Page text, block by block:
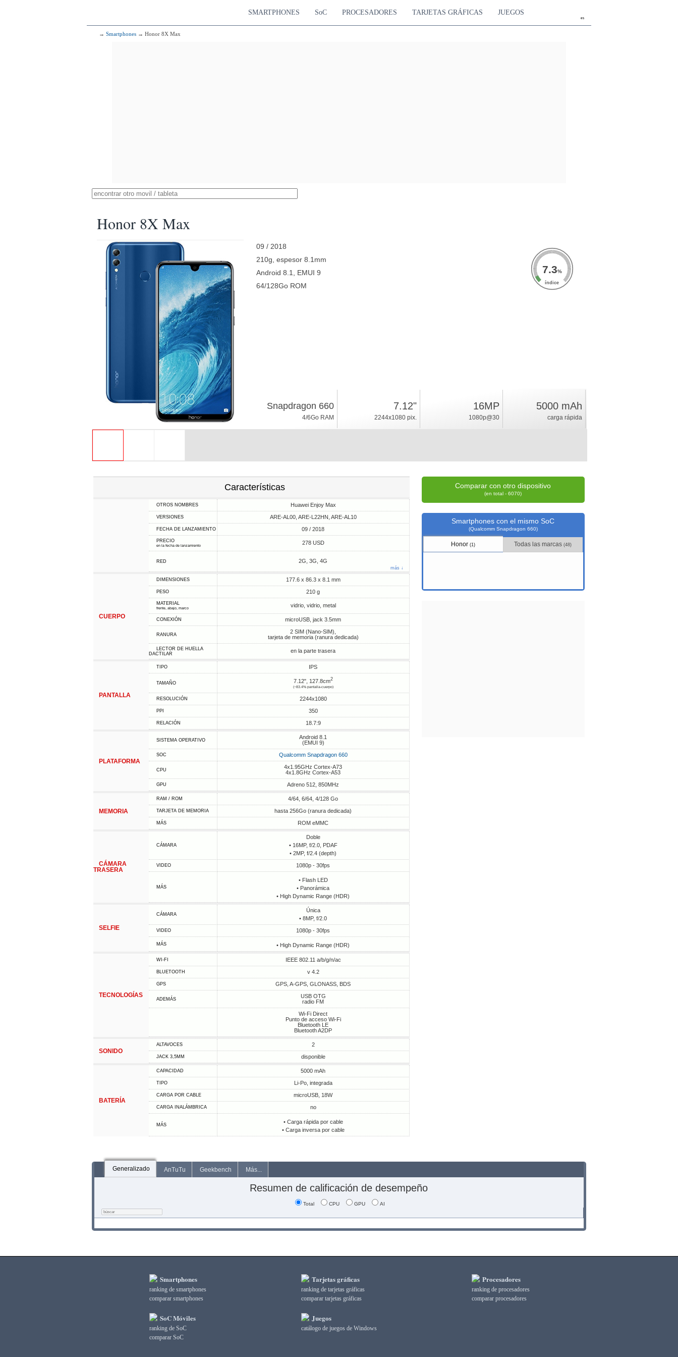
es
SMARTPHONES SoC PROCESADORES TARJETAS GRÁFICAS JUEGOS
→ Smartphones → Honor 8X Max
Honor 8X Max
09 / 2018
210g, espesor 8.1mm
Android 8.1, EMUI 9
64/128Go ROM
7.3%
índice
Snapdragon 660
4/6Go RAM
7.12"
2244x1080 pix.
16MP
1080p@30
5000 mAh
carga rápida
Características
OTROS NOMBRES Huawei Enjoy Max
VERSIONES ARE-AL00, ARE-L22HN, ARE-AL10
FECHA DE LANZAMIENTO 09 / 2018
PRECIO
en la fecha de lanzamiento 278 USD
RED 2G, 3G, 4G
más ↓
CUERPO
DIMENSIONES 177.6 x 86.3 x 8.1 mm
PESO 210 g
MATERIAL
frente, abajo, marco vidrio, vidrio, metal
CONEXIÓN microUSB, jack 3.5mm
RANURA
2 SIM (Nano-SIM),
tarjeta de memoria (ranura dedicada)
LECTOR DE HUELLA
DACTILAR
en la parte trasera
PANTALLA
TIPO IPS
TAMAÑO 7.12", 127.8cm2
(~83.4% pantalla-cuerpo)
RESOLUCIÓN 2244x1080
PPI 350
RELACIÓN 18.7:9
PLATAFORMA
SISTEMA OPERATIVO
Android 8.1
(EMUI 9)
SOC Qualcomm Snapdragon 660
CPU
4x1.95GHz Cortex-A73
4x1.8GHz Cortex-A53
GPU Adreno 512, 850MHz
MEMORIA
RAM / ROM 4/64, 6/64, 4/128 Go
TARJETA DE MEMORIA hasta 256Go (ranura dedicada)
MÁS ROM eMMC
CÁMARA
TRASERA
CÁMARA
Doble
• 16MP, f/2.0, PDAF
• 2MP, f/2.4 (depth)
VIDEO 1080p - 30fps
MÁS
• Flash LED
• Panorámica
• High Dynamic Range (HDR)
SELFIE
CÁMARA
Única
• 8MP, f/2.0
VIDEO 1080p - 30fps
MÁS • High Dynamic Range (HDR)
TECNOLOGÍAS
WI-FI IEEE 802.11 a/b/g/n/ac
BLUETOOTH v 4.2
GPS GPS, A-GPS, GLONASS, BDS
ADEMÁS
USB OTG
radio FM
Wi-Fi Direct
Punto de acceso Wi-Fi
Bluetooth LE
Bluetooth A2DP
SONIDO
ALTAVOCES 2
JACK 3,5MM disponible
BATERÍA
CAPACIDAD 5000 mAh
TIPO Li-Po, integrada
CARGA POR CABLE microUSB, 18W
CARGA INALÁMBRICA no
MÁS
• Carga rápida por cable
• Carga inversa por cable
Comparar con otro dispositivo
(en total - 6070)
Smartphones con el mismo SoC
(Qualcomm Snapdragon 660)
Honor(1) Todas las marcas(48)
Generalizado AnTuTu Geekbench Más...
Resumen de calificación de desempeño
Total CPU GPU AI
Smartphones
ranking de smartphones
comparar smartphones
SoC Móviles
ranking de SoC
comparar SoC
Tarjetas gráficas
ranking de tarjetas gráficas
comparar tarjetas gráficas
Juegos
catálogo de juegos de Windows
Procesadores
ranking de procesadores
comparar procesadores